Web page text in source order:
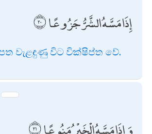
إِذَا مَسَّهُ الشَّرُّ جَزُوعًا
වැළඳුණු විට වික්ෂිප්ත වේ.